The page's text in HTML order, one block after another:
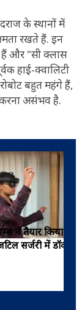
के स्थानों में
रखते हैं. इन
और "सी क्लास
हाई-क्वालिटी
बहुत महंगे हैं,
करना असंभव है.
ने तैयार किया
सर्जरी में